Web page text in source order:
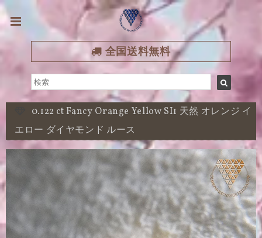
全国送料無料
0.122 ct Fancy Orange Yellow SI1 天然 オレンジ イ
エロー ダイヤモンド ルース